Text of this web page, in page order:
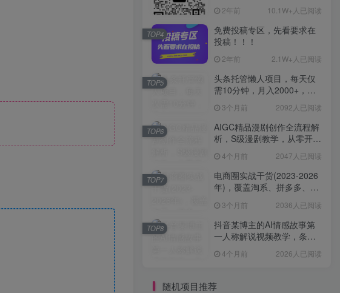
2年前 10.1W+人已阅读
免费投稿专区，先看要求在
投稿！！！
2年前 2.1W+人已阅读
TOP4
头条托管懒人项目，每天仅
需10分钟，月入2000+，纯
【揭秘】
3个月前 2092人已阅读
TOP5
AIGC精品漫剧创作全流程解
析，S级漫剧教学，从零开始
4个月前 2047人已阅读
TOP6
电商圈实战干货(2023-2026
年)，覆盖淘系、拼多多、抖
电商人避开坑、提效率、稳
盈利(更新4月)
3个月前 2036人已阅读
TOP7
抖音某博主的AI情感故事第
一人称解说视频教学，条条
4个月前 2026人已阅读
TOP8
随机项目推荐